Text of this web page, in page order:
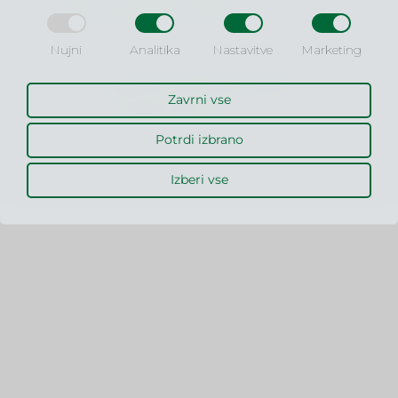
Izdelava spletnih strani: Kreativna tovarna
Nujni Analitika Nastavitve Marketing
Zavrni vse
Potrdi izbrano
Izberi vse
šoli za poslovne vede!
OBIŠČITE SPLETNO STRAN